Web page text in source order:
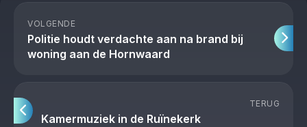
VOLGENDE
Politie houdt verdachte aan na brand bij
woning aan de Hornwaard
TERUG
Kamermuziek in de Ruïnekerk